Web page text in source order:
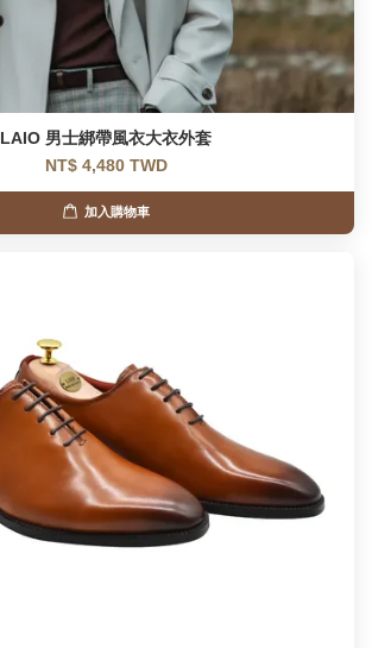
LAIO 男士綁帶風衣大衣外套
NT$ 4,480 TWD
加入購物車